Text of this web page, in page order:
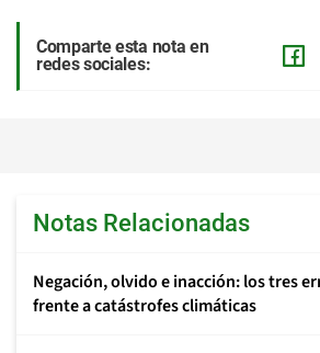
Comparte esta nota en
redes sociales:
Notas Relacionadas
Negación, olvido e inacción: los tres
frente a catástrofes climáticas